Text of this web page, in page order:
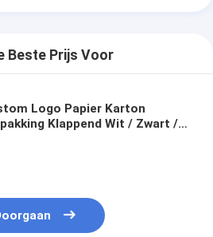
Beste Prijs Voor
Logo Papier Karton
Klappend Wit / Zwart /